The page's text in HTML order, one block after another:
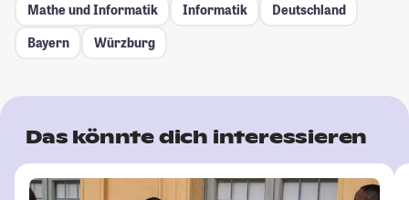
Mathe und Informatik
Informatik
Deutschland
Bayern
Würzburg
Das könnte dich interessieren